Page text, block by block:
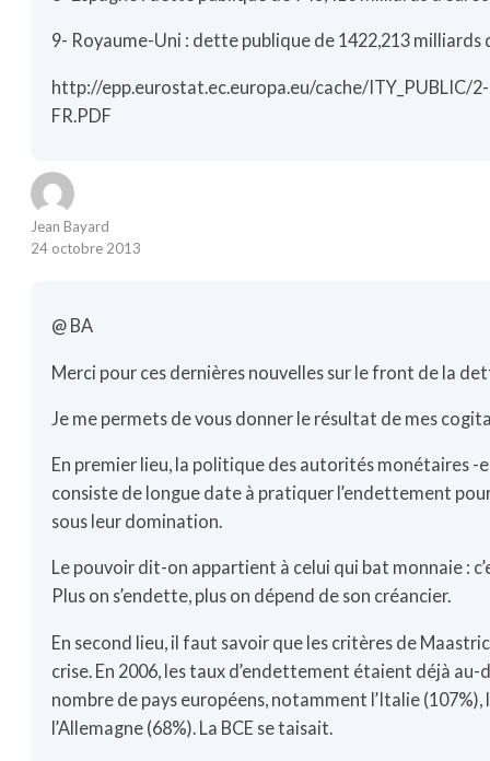
9- Royaume-Uni : dette publique de 1422,213 milliards
http://epp.eurostat.ec.europa.eu/cache/ITY_PUBLIC/
FR.PDF
Jean Bayard
24 octobre 2013
@ BA
Merci pour ces dernières nouvelles sur le front de la
Je me permets de vous donner le résultat de mes
En premier lieu, la politique des autorités monétaires -
consiste de longue date à pratiquer l’endettement
sous leur domination.
Le pouvoir dit-on appartient à celui qui bat monnaie :
Plus on s’endette, plus on dépend de son créancier.
En second lieu, il faut savoir que les critères de
crise. En 2006, les taux d’endettement étaient déjà au-
nombre de pays européens, notamment l’Italie (107%),
l’Allemagne (68%). La BCE se taisait.